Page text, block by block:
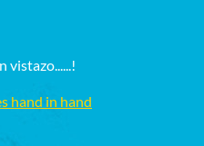
vistazo......!
hand in hand